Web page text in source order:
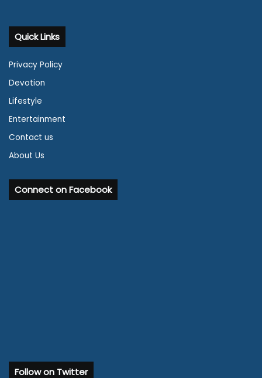
Quick Links
Privacy Policy
Devotion
Lifestyle
Entertainment
Contact us
About Us
Connect on Facebook
Follow on Twitter